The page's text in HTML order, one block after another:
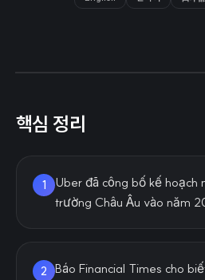
핵심 정리
1
Uber đã công bố kế hoạch
trường Châu Âu vào năm
2
Báo Financial Times cho